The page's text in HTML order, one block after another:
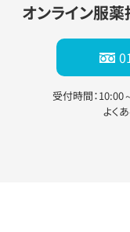
オンライン服
受付時間：10:00
よく